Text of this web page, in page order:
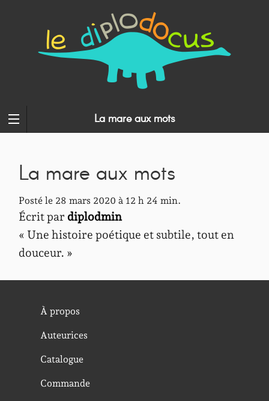
La mare aux mots
La mare aux mots
Posté le 28 mars 2020 à 12 h 24 min.
Écrit par diplodmin
« Une histoire poétique et subtile, tout en
douceur. »
À propos
Auteurices
Catalogue
Commande